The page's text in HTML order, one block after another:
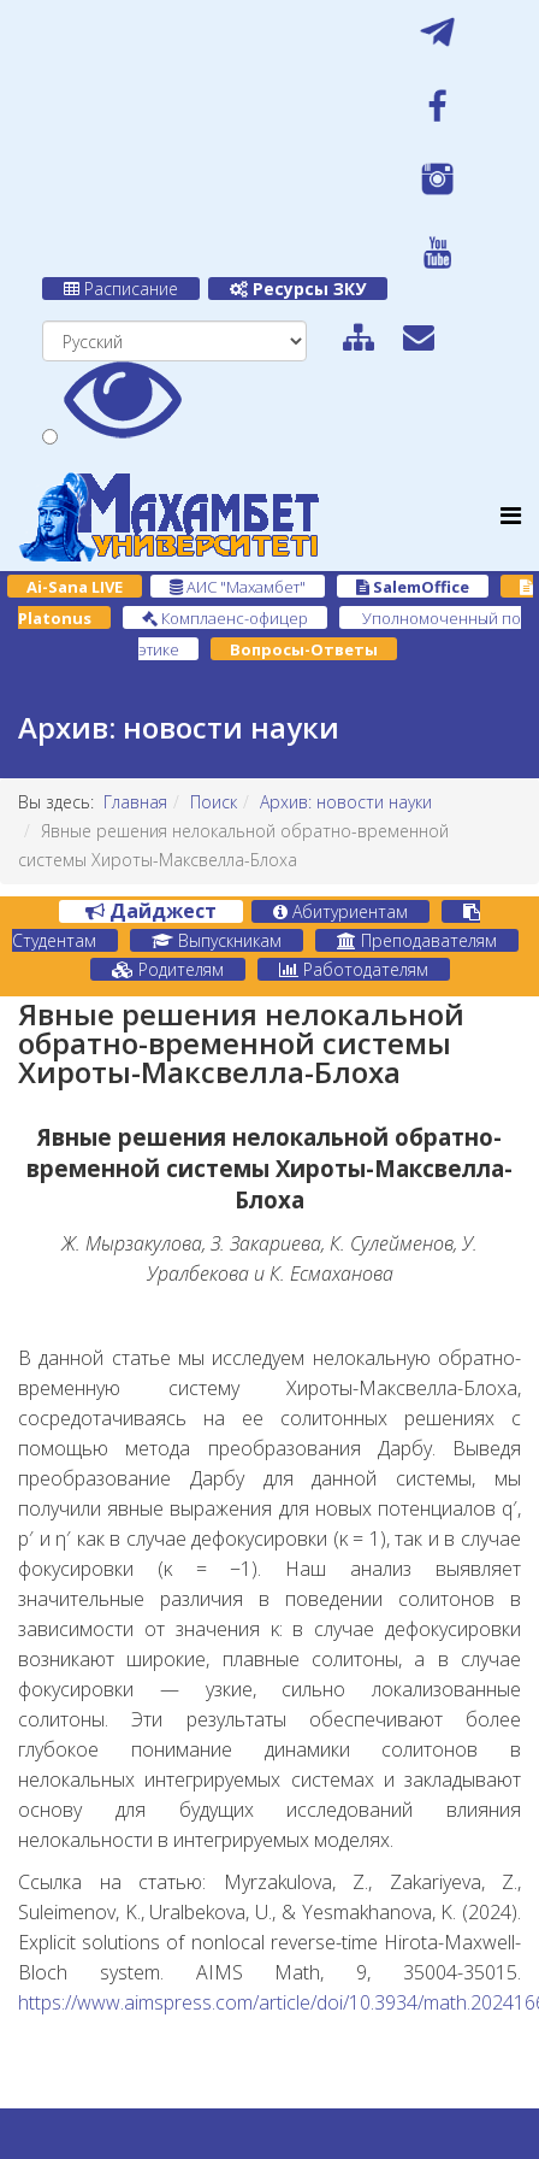
Расписание Ресурсы ЗКУ
Ai-Sana LIVE АИС "Махамбет"
SalemOffice
Platonus
Комплаенс-офицер
Уполномоченный по
этике
Вопросы-Ответы
Архив: новости науки
Вы здесь: Главная Поиск
Архив: новости науки
Явные решения нелокальной обратно-временной
системы Хироты-Максвелла-Блоха
Дайджест
Абитуриентам
Студентам
Выпускникам
Преподавателям
Родителям
Работодателям
Явные решения нелокальной
обратно-временной системы
Хироты-Максвелла-Блоха
Явные решения нелокальной обратно-
временной системы Хироты-Максвелла-
Блоха
Ж. Мырзакулова, З. Закариева, К. Сулейменов, У.
Уралбекова и К. Есмаханова
В данной статье мы исследуем нелокальную обратно-
временную систему Хироты-Максвелла-Блоха,
сосредотачиваясь на ее солитонных решениях с
помощью метода преобразования Дарбу. Выведя
преобразование Дарбу для данной системы, мы
получили явные выражения для новых потенциалов q′,
p′ и η′ как в случае дефокусировки (κ = 1), так и в случае
фокусировки (κ = −1). Наш анализ выявляет
значительные различия в поведении солитонов в
зависимости от значения κ: в случае дефокусировки
возникают широкие, плавные солитоны, а в случае
фокусировки — узкие, сильно локализованные
солитоны. Эти результаты обеспечивают более
глубокое понимание динамики солитонов в
нелокальных интегрируемых системах и закладывают
основу для будущих исследований влияния
нелокальности в интегрируемых моделях.
Ссылка на статью: Myrzakulova, Z., Zakariyeva, Z.,
Suleimenov, K., Uralbekova, U., & Yesmakhanova, K. (2024).
Explicit solutions of nonlocal reverse-time Hirota-Maxwell-
Bloch system. AIMS Math, 9, 35004-35015.
https://www.aimspress.com/article/doi/10.3934/